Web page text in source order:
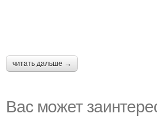
читать дальше →
Вас может